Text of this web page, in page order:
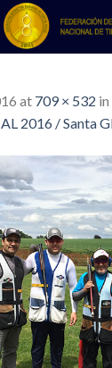
at 709 × 532 in
2016 / Santa